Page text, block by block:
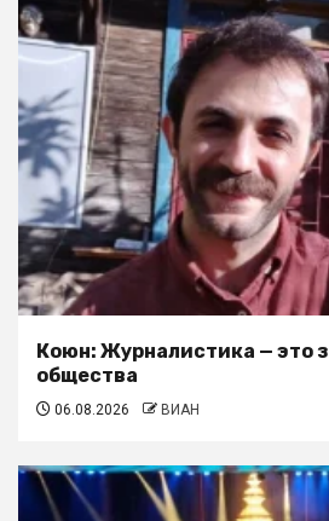
Коюн: Журналистика — это
общества
06.08.2026 ВИАН